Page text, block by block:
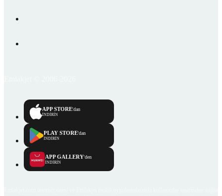
APP STORE'dan
İNDİRİN
PLAY STORE'dan
İNDİRİN
APP GALLERY'den
İNDİRİN